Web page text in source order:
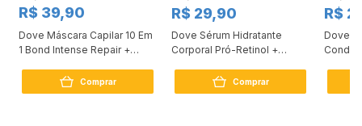
R$ 39,90
Dove Máscara Capilar 10 Em
1 Bond Intense Repair +
Comprar
R$ 29,90
Dove Sérum Hidratante
Corporal Pró-Retinol +
Comprar
R$
Dove